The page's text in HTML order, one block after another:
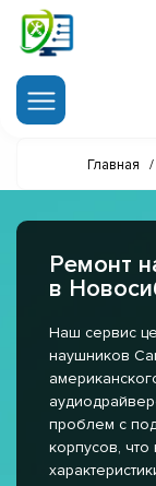
Главная /
Ремонт
в
Наш сервис
наушников
проблем с
корпусов,